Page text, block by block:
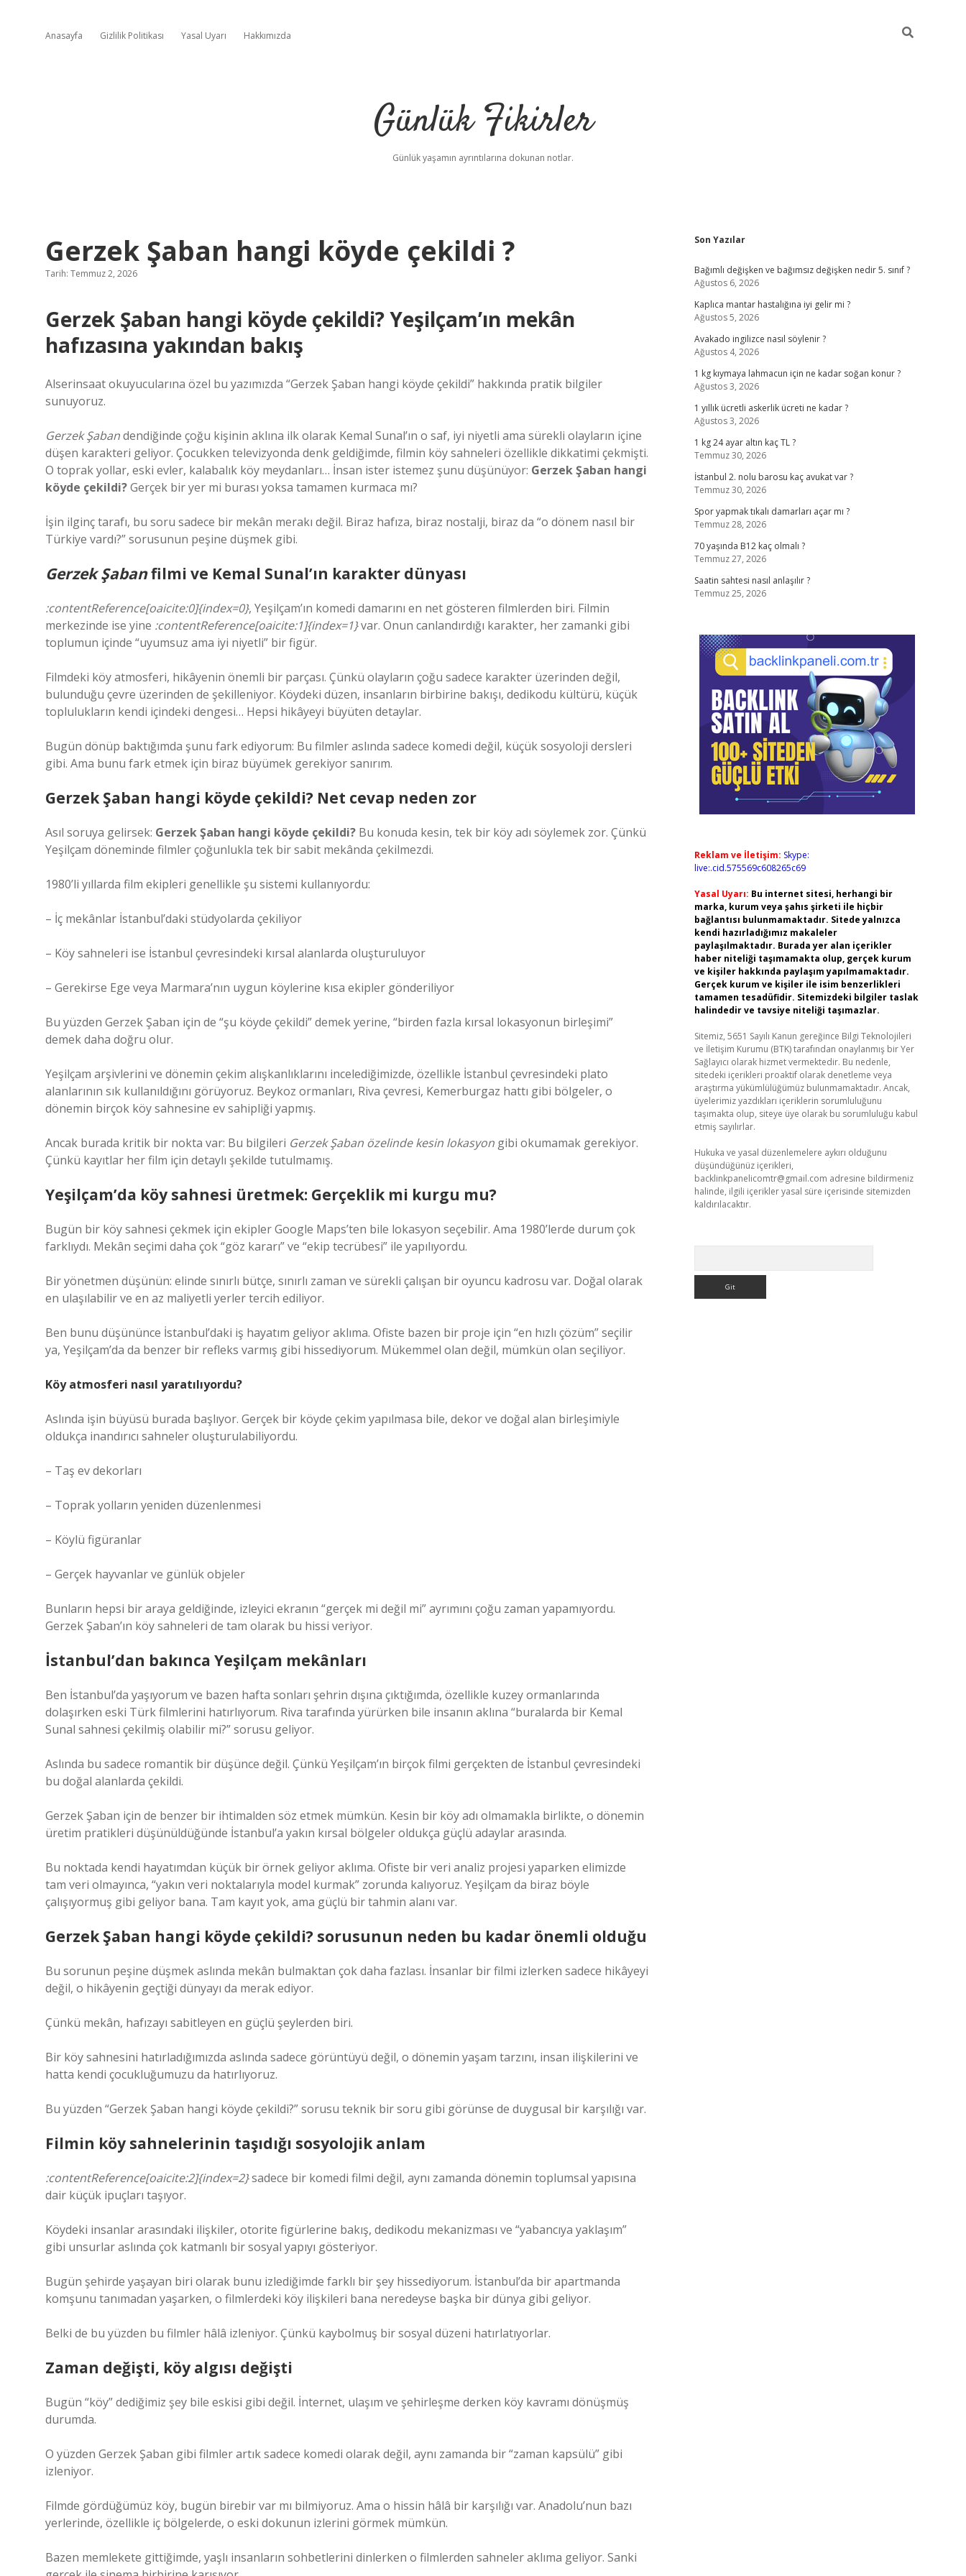
Anasayfa Gizlilik Politikası Yasal Uyarı Hakkımızda
Günlük Fikirler
Günlük yaşamın ayrıntılarına dokunan notlar.
Gerzek Şaban hangi köyde çekildi ?
Tarih: Temmuz 2, 2026
Gerzek Şaban hangi köyde çekildi? Yeşilçam’ın mekân
hafızasına yakından bakış
Alserinsaat okuyucularına özel bu yazımızda “Gerzek Şaban hangi köyde çekildi” hakkında pratik bilgiler
sunuyoruz.
Gerzek Şabandendiğinde çoğu kişinin aklına ilk olarak Kemal Sunal’ın o saf, iyi niyetli ama sürekli olayların içine
düşen karakteri geliyor. Çocukken televizyonda denk geldiğimde, filmin köy sahneleri özellikle dikkatimi çekmişti.
O toprak yollar, eski evler, kalabalık köy meydanları… İnsan ister istemez şunu düşünüyor: Gerzek Şaban hangi
köyde çekildi?Gerçek bir yer mi burası yoksa tamamen kurmaca mı?
İşin ilginç tarafı, bu soru sadece bir mekân merakı değil. Biraz hafıza, biraz nostalji, biraz da “o dönem nasıl bir
Türkiye vardı?” sorusunun peşine düşmek gibi.
Gerzek Şabanfilmi ve Kemal Sunal’ın karakter dünyası
:contentReference[oaicite:0]{index=0}, Yeşilçam’ın komedi damarını en net gösteren filmlerden biri. Filmin
merkezinde ise yine :contentReference[oaicite:1]{index=1}var. Onun canlandırdığı karakter, her zamanki gibi
toplumun içinde “uyumsuz ama iyi niyetli” bir figür.
Filmdeki köy atmosferi, hikâyenin önemli bir parçası. Çünkü olayların çoğu sadece karakter üzerinden değil,
bulunduğu çevre üzerinden de şekilleniyor. Köydeki düzen, insanların birbirine bakışı, dedikodu kültürü, küçük
toplulukların kendi içindeki dengesi… Hepsi hikâyeyi büyüten detaylar.
Bugün dönüp baktığımda şunu fark ediyorum: Bu filmler aslında sadece komedi değil, küçük sosyoloji dersleri
gibi. Ama bunu fark etmek için biraz büyümek gerekiyor sanırım.
Gerzek Şaban hangi köyde çekildi? Net cevap neden zor
Asıl soruya gelirsek: Gerzek Şaban hangi köyde çekildi? Bu konuda kesin, tek bir köy adı söylemek zor. Çünkü
Yeşilçam döneminde filmler çoğunlukla tek bir sabit mekânda çekilmezdi.
1980’li yıllarda film ekipleri genellikle şu sistemi kullanıyordu:
– İç mekânlar İstanbul’daki stüdyolarda çekiliyor
– Köy sahneleri ise İstanbul çevresindeki kırsal alanlarda oluşturuluyor
– Gerekirse Ege veya Marmara’nın uygun köylerine kısa ekipler gönderiliyor
Bu yüzden Gerzek Şaban için de “şu köyde çekildi” demek yerine, “birden fazla kırsal lokasyonun birleşimi”
demek daha doğru olur.
Yeşilçam arşivlerini ve dönemin çekim alışkanlıklarını incelediğimizde, özellikle İstanbul çevresindeki plato
alanlarının sık kullanıldığını görüyoruz. Beykoz ormanları, Riva çevresi, Kemerburgaz hattı gibi bölgeler, o
dönemin birçok köy sahnesine ev sahipliği yapmış.
Ancak burada kritik bir nokta var: Bu bilgileri Gerzek Şaban özelinde kesin lokasyon gibi okumamak gerekiyor.
Çünkü kayıtlar her film için detaylı şekilde tutulmamış.
Yeşilçam’da köy sahnesi üretmek: Gerçeklik mi kurgu mu?
Bugün bir köy sahnesi çekmek için ekipler Google Maps’ten bile lokasyon seçebilir. Ama 1980’lerde durum çok
farklıydı. Mekân seçimi daha çok “göz kararı” ve “ekip tecrübesi” ile yapılıyordu.
Bir yönetmen düşünün: elinde sınırlı bütçe, sınırlı zaman ve sürekli çalışan bir oyuncu kadrosu var. Doğal olarak
en ulaşılabilir ve en az maliyetli yerler tercih ediliyor.
Ben bunu düşününce İstanbul’daki iş hayatım geliyor aklıma. Ofiste bazen bir proje için “en hızlı çözüm” seçilir
ya, Yeşilçam’da da benzer bir refleks varmış gibi hissediyorum. Mükemmel olan değil, mümkün olan seçiliyor.
Köy atmosferi nasıl yaratılıyordu?
Aslında işin büyüsü burada başlıyor. Gerçek bir köyde çekim yapılmasa bile, dekor ve doğal alan birleşimiyle
oldukça inandırıcı sahneler oluşturulabiliyordu.
– Taş ev dekorları
– Toprak yolların yeniden düzenlenmesi
– Köylü figüranlar
– Gerçek hayvanlar ve günlük objeler
Bunların hepsi bir araya geldiğinde, izleyici ekranın “gerçek mi değil mi” ayrımını çoğu zaman yapamıyordu.
Gerzek Şaban’ın köy sahneleri de tam olarak bu hissi veriyor.
İstanbul’dan bakınca Yeşilçam mekânları
Ben İstanbul’da yaşıyorum ve bazen hafta sonları şehrin dışına çıktığımda, özellikle kuzey ormanlarında
dolaşırken eski Türk filmlerini hatırlıyorum. Riva tarafında yürürken bile insanın aklına “buralarda bir Kemal
Sunal sahnesi çekilmiş olabilir mi?” sorusu geliyor.
Aslında bu sadece romantik bir düşünce değil. Çünkü Yeşilçam’ın birçok filmi gerçekten de İstanbul çevresindeki
bu doğal alanlarda çekildi.
Gerzek Şaban için de benzer bir ihtimalden söz etmek mümkün. Kesin bir köy adı olmamakla birlikte, o dönemin
üretim pratikleri düşünüldüğünde İstanbul’a yakın kırsal bölgeler oldukça güçlü adaylar arasında.
Bu noktada kendi hayatımdan küçük bir örnek geliyor aklıma. Ofiste bir veri analiz projesi yaparken elimizde
tam veri olmayınca, “yakın veri noktalarıyla model kurmak” zorunda kalıyoruz. Yeşilçam da biraz böyle
çalışıyormuş gibi geliyor bana. Tam kayıt yok, ama güçlü bir tahmin alanı var.
Gerzek Şaban hangi köyde çekildi? sorusunun neden bu kadar önemli olduğu
Bu sorunun peşine düşmek aslında mekân bulmaktan çok daha fazlası. İnsanlar bir filmi izlerken sadece hikâyeyi
değil, o hikâyenin geçtiği dünyayı da merak ediyor.
Çünkü mekân, hafızayı sabitleyen en güçlü şeylerden biri.
Bir köy sahnesini hatırladığımızda aslında sadece görüntüyü değil, o dönemin yaşam tarzını, insan ilişkilerini ve
hatta kendi çocukluğumuzu da hatırlıyoruz.
Bu yüzden “Gerzek Şaban hangi köyde çekildi?” sorusu teknik bir soru gibi görünse de duygusal bir karşılığı var.
Filmin köy sahnelerinin taşıdığı sosyolojik anlam
:contentReference[oaicite:2]{index=2}sadece bir komedi filmi değil, aynı zamanda dönemin toplumsal yapısına
dair küçük ipuçları taşıyor.
Köydeki insanlar arasındaki ilişkiler, otorite figürlerine bakış, dedikodu mekanizması ve “yabancıya yaklaşım”
gibi unsurlar aslında çok katmanlı bir sosyal yapıyı gösteriyor.
Bugün şehirde yaşayan biri olarak bunu izlediğimde farklı bir şey hissediyorum. İstanbul’da bir apartmanda
komşunu tanımadan yaşarken, o filmlerdeki köy ilişkileri bana neredeyse başka bir dünya gibi geliyor.
Belki de bu yüzden bu filmler hâlâ izleniyor. Çünkü kaybolmuş bir sosyal düzeni hatırlatıyorlar.
Zaman değişti, köy algısı değişti
Bugün “köy” dediğimiz şey bile eskisi gibi değil. İnternet, ulaşım ve şehirleşme derken köy kavramı dönüşmüş
durumda.
O yüzden Gerzek Şaban gibi filmler artık sadece komedi olarak değil, aynı zamanda bir “zaman kapsülü” gibi
izleniyor.
Filmde gördüğümüz köy, bugün birebir var mı bilmiyoruz. Ama o hissin hâlâ bir karşılığı var. Anadolu’nun bazı
yerlerinde, özellikle iç bölgelerde, o eski dokunun izlerini görmek mümkün.
Bazen memlekete gittiğimde, yaşlı insanların sohbetlerini dinlerken o filmlerden sahneler aklıma geliyor. Sanki
Sidebar
Son Yazılar
Bağımlı değişken ve bağımsız değişken nedir 5. sınıf ?
Ağustos 6, 2026
Kaplıca mantar hastalığına iyi gelir mi ?
Ağustos 5, 2026
Avakado ingilizce nasıl söylenir ?
Ağustos 4, 2026
1 kg kıymaya lahmacun için ne kadar soğan konur ?
Ağustos 3, 2026
1 yıllık ücretli askerlik ücreti ne kadar ?
Ağustos 3, 2026
1 kg 24 ayar altın kaç TL ?
Temmuz 30, 2026
İstanbul 2. nolu barosu kaç avukat var ?
Temmuz 30, 2026
Spor yapmak tıkalı damarları açar mı ?
Temmuz 28, 2026
70 yaşında B12 kaç olmalı ?
Temmuz 27, 2026
Saatin sahtesi nasıl anlaşılır ?
Temmuz 25, 2026
Reklam ve İletişim: Skype:
live:.cid.575569c608265c69
Yasal Uyarı: Bu internet sitesi, herhangi bir
marka, kurum veya şahıs şirketi ile hiçbir
bağlantısı bulunmamaktadır. Sitede yalnızca
kendi hazırladığımız makaleler
paylaşılmaktadır. Burada yer alan içerikler
haber niteliği taşımamakta olup, gerçek kurum
ve kişiler hakkında paylaşım yapılmamaktadır.
Gerçek kurum ve kişiler ile isim benzerlikleri
tamamen tesadüfidir. Sitemizdeki bilgiler taslak
halindedir ve tavsiye niteliği taşımazlar.
Sitemiz, 5651 Sayılı Kanun gereğince Bilgi Teknolojileri
ve İletişim Kurumu (BTK) tarafından onaylanmış bir Yer
Sağlayıcı olarak hizmet vermektedir. Bu nedenle,
sitedeki içerikleri proaktif olarak denetleme veya
araştırma yükümlülüğümüz bulunmamaktadır. Ancak,
üyelerimiz yazdıkları içeriklerin sorumluluğunu
taşımakta olup, siteye üye olarak bu sorumluluğu kabul
etmiş sayılırlar.
Hukuka ve yasal düzenlemelere aykırı olduğunu
düşündüğünüz içerikleri,
backlinkpanelicomtr@gmail.com adresine bildirmeniz
halinde, ilgili içerikler yasal süre içerisinde sitemizden
kaldırılacaktır.